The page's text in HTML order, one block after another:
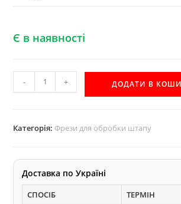
Є в наявності
штап
черешка
для
сапки
- + ДОДАТИ В
Категорія:Фрези для обробки штапу
Доставка по Україні
СПОСІБ ТЕРМІН